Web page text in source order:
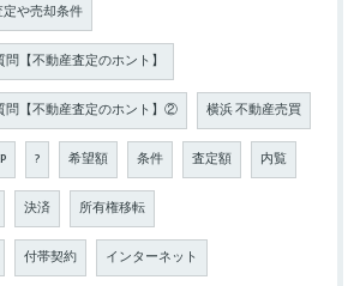
や売却条件
【不動産査定のホント】
問【不動産査定のホント】② 横浜 不動産売買
? 希望額 条件 査定額 内覧
決済 所有権移転
付帯契約 インターネット